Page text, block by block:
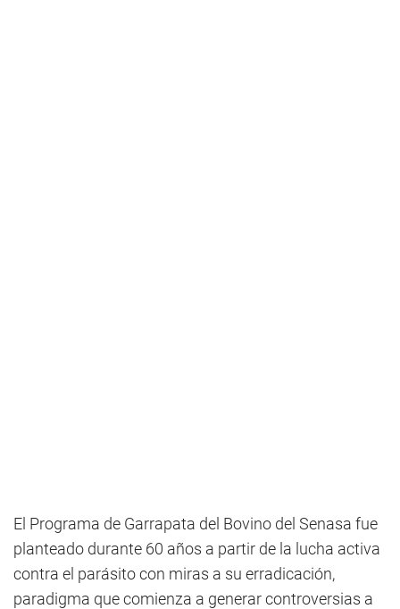
El Programa de Garrapata del Bovino del Senasa fue
planteado durante 60 años a partir de la lucha activa
contra el parásito con miras a su erradicación,
paradigma que comienza a generar controversias a